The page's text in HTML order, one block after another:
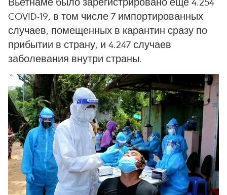
COVID-19, в том числе 7 импортированных
случаев, помещенных в карантин сразу по
прибытии в страну, и 4.247 случаев
заболевания внутри страны.